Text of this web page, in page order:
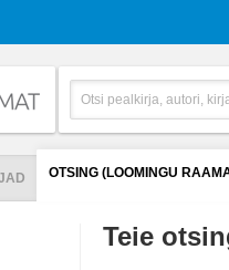
OTSING (LOOMINGU
Teie